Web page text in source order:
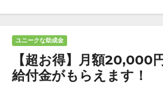
ユニークな助成金
【超お得】月額20,000
給付金がもらえます！